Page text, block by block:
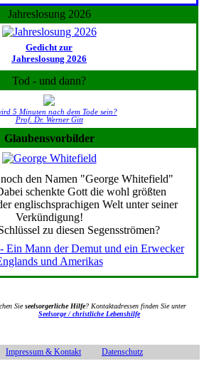
Jahreslosung 2026
Gedicht zur
Jahreslosung 2026
Tod - und dann?
5 Minuten nach dem Tode sein?
Prof. Dr. Werner Gitt
Glaubensvorbilder
den Namen "George Whitefield"
schenkte Gott die wohl größten
englischsprachigen Welt unter seiner
Verkündigung!
zu diesen Segensströmen?
Ein Mann der Demut und ein Erwecker
und Amerikas
Sieseelsorgerliche Hilfe? Kontaktadressen finden Sie unter
Seelsorge / christliche Lebenshilfe
Impressum & Kontakt Datenschutz